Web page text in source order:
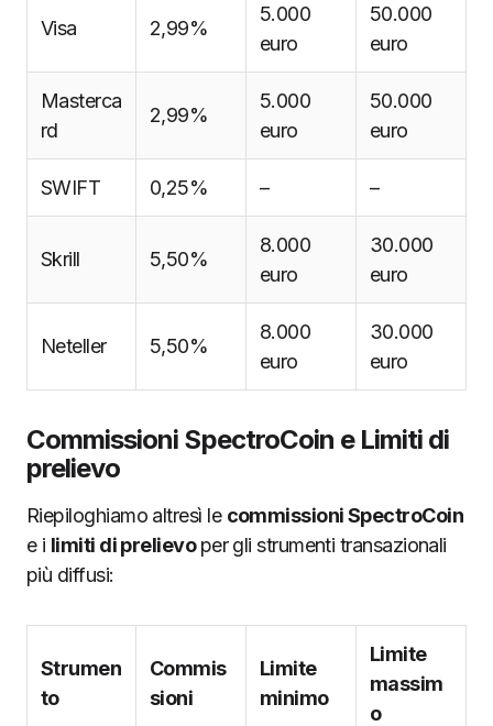
Visa 2,99%
5.000
euro
50.000
euro
Masterca
rd
2,99%
5.000
euro
50.000
euro
SWIFT 0,25% – –
Skrill 5,50%
8.000
euro
30.000
euro
Neteller 5,50%
8.000
euro
30.000
euro
Commissioni SpectroCoin e Limiti di
prelievo
Riepiloghiamo altresì le commissioni SpectroCoin
e i limiti di prelievoper gli strumenti transazionali
più diffusi:
Strumen
to
Commis
sioni
Limite
minimo
Limite
massim
o